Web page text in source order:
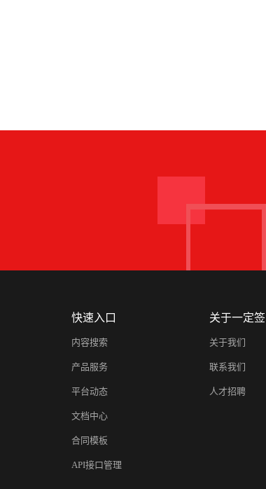
快速入口
内容搜索
产品服务
平台动态
文档中心
合同模板
API接口管理
关于一定签
关于我们
联系我们
人才招聘